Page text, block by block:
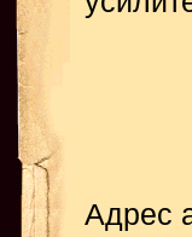
Адрес